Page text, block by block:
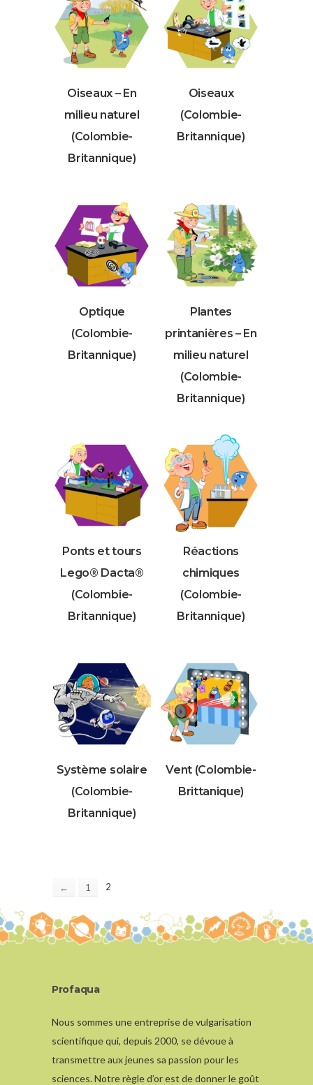
Oiseaux – En
milieu naturel
(Colombie-
Britannique)
Oiseaux
(Colombie-
Britannique)
Optique
(Colombie-
Britannique)
Plantes
printanières – En
milieu naturel
(Colombie-
Britannique)
Ponts et tours
Lego® Dacta®
(Colombie-
Britannique)
Réactions
chimiques
(Colombie-
Britannique)
Système solaire
(Colombie-
Britannique)
Vent (Colombie-
Brittanique)
← 1 2
Profaqua
Nous sommes une entreprise de vulgarisation
scientifique qui, depuis 2000, se dévoue à
transmettre aux jeunes sa passion pour les
sciences. Notre règle d’or est de donner le goût